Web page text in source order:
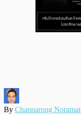
By Channarong Noramat